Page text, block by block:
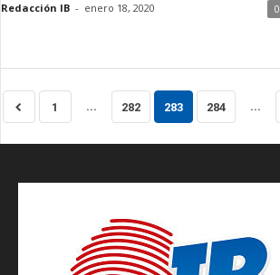
Redacción IB - enero 18, 2020 0
1 ... 282 283 284 ...